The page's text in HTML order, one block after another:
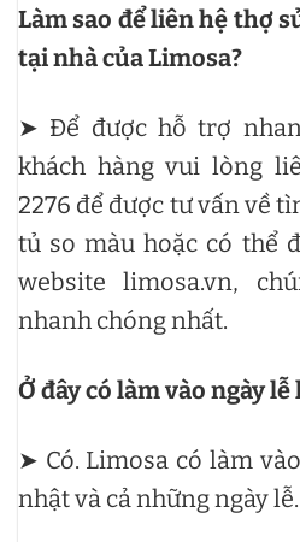
Làm sao để liên hệ thợ
tại nhà của Limosa?
➤ Để được hỗ trợ
khách hàng vui lòng
2276 để được tư vấn về
tủ so màu hoặc có thể
website limosa.vn,
nhanh chóng nhất.
Ở đây có làm vào ngày lễ
➤ Có. Limosa có làm
nhật và cả những ngày lễ.